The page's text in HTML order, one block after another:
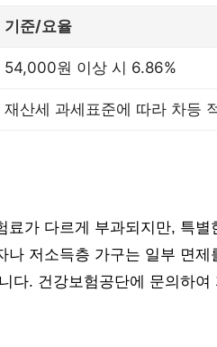
기준/요율
54,000원 이상 시 6.86%
재산세 과세표준에 따라 차등
료가 다르게 부과되지만, 특
나 저소득층 가구는 일부 면
다. 건강보험공단에 문의하